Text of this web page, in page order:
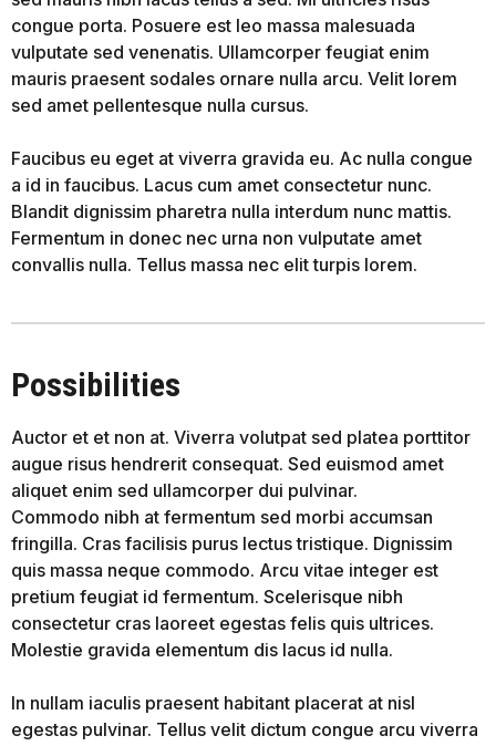
congue porta. Posuere est leo massa malesuada
vulputate sed venenatis. Ullamcorper feugiat enim
mauris praesent sodales ornare nulla arcu. Velit lorem
sed amet pellentesque nulla cursus.
Faucibus eu eget at viverra gravida eu. Ac nulla congue
a id in faucibus. Lacus cum amet consectetur nunc.
Blandit dignissim pharetra nulla interdum nunc mattis.
Fermentum in donec nec urna non vulputate amet
convallis nulla. Tellus massa nec elit turpis lorem.
Possibilities
Auctor et et non at. Viverra volutpat sed platea porttitor
augue risus hendrerit consequat. Sed euismod amet
aliquet enim sed ullamcorper dui pulvinar.
Commodo nibh at fermentum sed morbi accumsan
fringilla. Cras facilisis purus lectus tristique. Dignissim
quis massa neque commodo. Arcu vitae integer est
pretium feugiat id fermentum. Scelerisque nibh
consectetur cras laoreet egestas felis quis ultrices.
Molestie gravida elementum dis lacus id nulla.
In nullam iaculis praesent habitant placerat at nisl
egestas pulvinar. Tellus velit dictum congue arcu viverra